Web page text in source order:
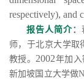
respectively), and
报告人简介：
师， 于北京大学取
教授。2002年加
新加坡国立大学做